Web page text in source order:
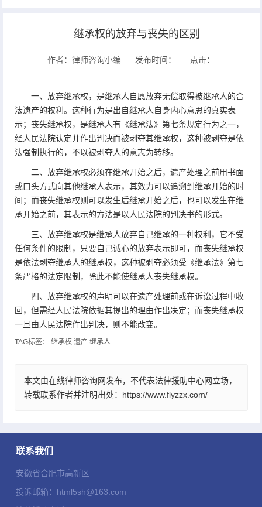
继承权的放弃与丧失的区别
作者：律师咨询小编 发布时间： 点击：
一、放弃继承权，是继承人自愿放弃无偿取得被继承人的合
法遗产的权利。这种行为是出自继承人自身内心意思的真实表
示；丧失继承权，是继承人有《继承法》第七条规定行为之一，
经人民法院认定并作出判决而被剥夺其继承权，这种被剥夺是依
法强制执行的，不以被剥夺人的意志为转移。
二、放弃继承权必须在继承开始之后，遗产处理之前用书面
或口头方式向其他继承人表示，其效力可以追溯到继承开始的时
间；而丧失继承权则可以发生后继承开始之后，也可以发生在继
承开始之前，其表示的方法是以人民法院的判决书的形式。
三、放弃继承权是继承人放弃自己继承的一种权利，它不受
任何条件的限制，只要自己诚心的放弃表示即可，而丧失继承权
是依法剥夺继承人的继承权，这种被剥夺必须受《继承法》第七
条严格的法定限制，除此不能使继承人丧失继承权。
四、放弃继承权的声明可以在遗产处理前或在诉讼过程中收
回，但需经人民法院依据其提出的理由作出决定；而丧失继承权
一旦由人民法院作出判决，则不能改变。
TAG标签： 继承权 遗产 继承人
本文由在线律师咨询网发布，不代表法律援助中心网立场，
转载联系作者并注明出处：https://www.flyzzx.com/
联系我们
安徽省合肥市高新区
投诉邮箱：html5sh@163.com